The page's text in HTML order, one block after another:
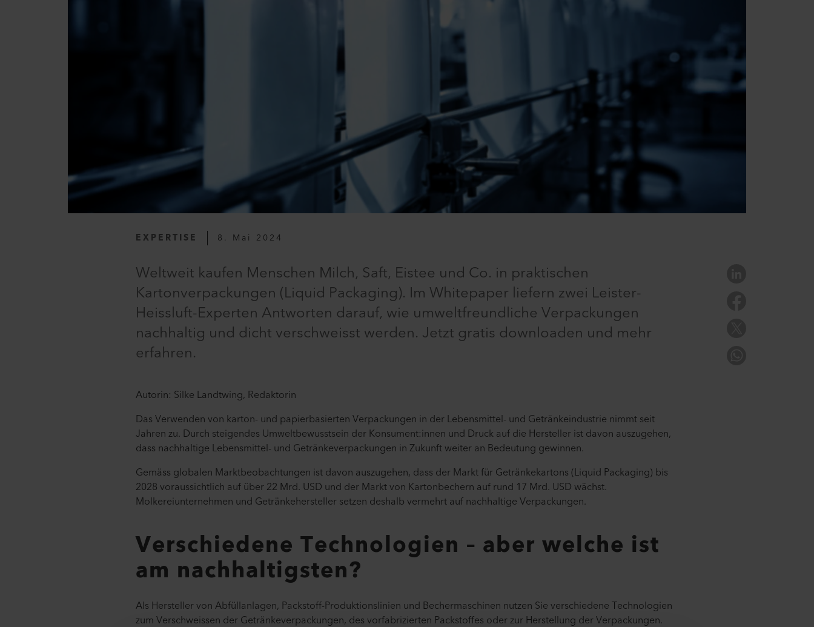
EXPERTISE 8. Mai 2024
Weltweit kaufen Menschen Milch, Saft, Eistee und Co. in praktischen
Kartonverpackungen (Liquid Packaging). Im Whitepaper liefern zwei Leister-
Heissluft-Experten Antworten darauf, wie umweltfreundliche Verpackungen
nachhaltig und dicht verschweisst werden. Jetzt gratis downloaden und mehr
erfahren.
Autorin: Silke Landtwing, Redaktorin
Das Verwenden von karton- und papierbasierten Verpackungen in der Lebensmittel- und Getränkeindustrie nimmt seit
Jahren zu. Durch steigendes Umweltbewusstsein der Konsument:innen und Druck auf die Hersteller ist davon auszugehen,
dass nachhaltige Lebensmittel- und Getränkeverpackungen in Zukunft weiter an Bedeutung gewinnen.
Gemäss globalen Marktbeobachtungen ist davon auszugehen, dass der Markt für Getränkekartons (Liquid Packaging) bis
2028 voraussichtlich auf über 22 Mrd. USD und der Markt von Kartonbechern auf rund 17 Mrd. USD wächst.
Molkereiunternehmen und Getränkehersteller setzen deshalb vermehrt auf nachhaltige Verpackungen.
Verschiedene Technologien – aber welche ist
am nachhaltigsten?
Als Hersteller von Abfüllanlagen, Packstoff-Produktionslinien und Bechermaschinen nutzen Sie verschiedene Technologien
zum Verschweissen der Getränkeverpackungen, des vorfabrizierten Packstoffes oder zur Herstellung der Verpackungen.